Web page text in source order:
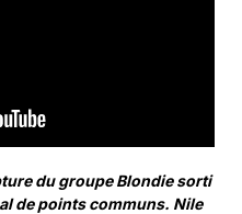
du groupe Blondie sorti
de points communs. Nile